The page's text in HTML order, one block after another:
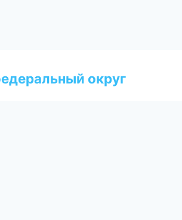
округ